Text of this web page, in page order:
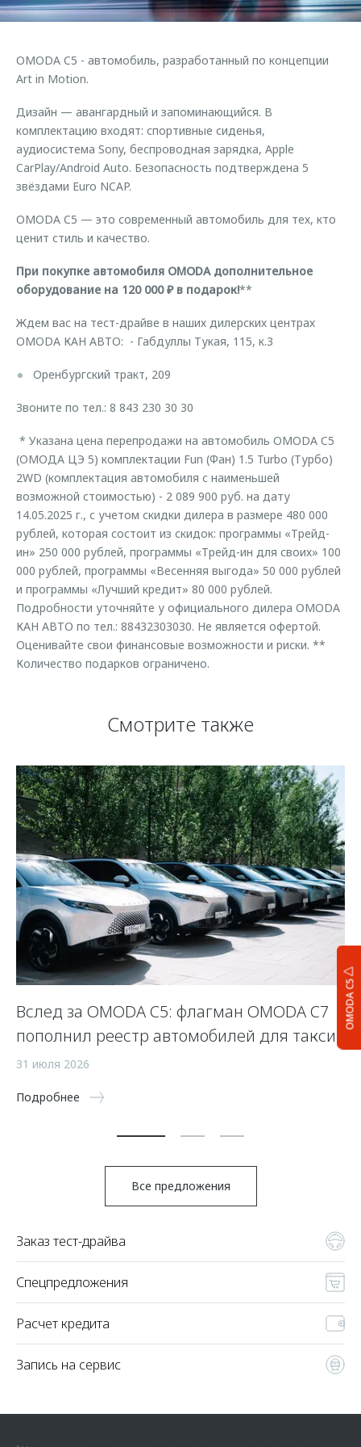
Страхование
Аксессуары
Оригинальные аксессуары
Запчасти
Трейд-ин
Калькулятор трейд-ин
Клиентская поддержка
Клуб владельцев OMODA
Аксессуары
Одежда и сувениры
Оригинальные аксессуары
Запчасти
Обратная связь
OMODA C5
OMODA C5 - автомобиль, разработанный по концепции
Art in Motion.
Дизайн — авангардный и запоминающийся. В
комплектацию входят: спортивные сиденья,
аудиосистема Sony, беспроводная зарядка, Apple
CarPlay/Android Auto. Безопасность подтверждена 5
звёздами Euro NCAP.
OMODA C5 — это современный автомобиль для тех, кто
ценит стиль и качество.
При покупке автомобиля OMODA дополнительное
оборудование на 120 000 ₽ в подарок!**
Ждем вас на тест-драйве в наших дилерских центрах
OMODA КАН АВТО: - Габдуллы Тукая, 115, к.3
Оренбургский тракт, 209
Звоните по тел.: 8 843 230 30 30
* Указана цена перепродажи на автомобиль OMODA C5
(ОМОДА ЦЭ 5) комплектации Fun (Фан) 1.5 Turbo (Турбо)
2WD (комплектация автомобиля с наименьшей
возможной стоимостью) - 2 089 900 руб. на дату
14.05.2025 г., с учетом скидки дилера в размере 480 000
рублей, которая состоит из скидок: программы «Трейд-
ин» 250 000 рублей, программы «Трейд-ин для своих» 100
000 рублей, программы «Весенняя выгода» 50 000 рублей
и программы «Лучший кредит» 80 000 рублей.
Подробности уточняйте у официального дилера OMODA
КАН АВТО по тел.: 88432303030. Не является офертой.
Оценивайте свои финансовые возможности и риски. **
Количество подарков ограничено.
Смотрите также
Вслед за OMODA C5: флагман OMODA C7
пополнил реестр автомобилей для такси
31 июля 2026
Подробнее
Все предложения
Заказ тест-драйва
Спецпредложения
Расчет кредита
Запись на сервис